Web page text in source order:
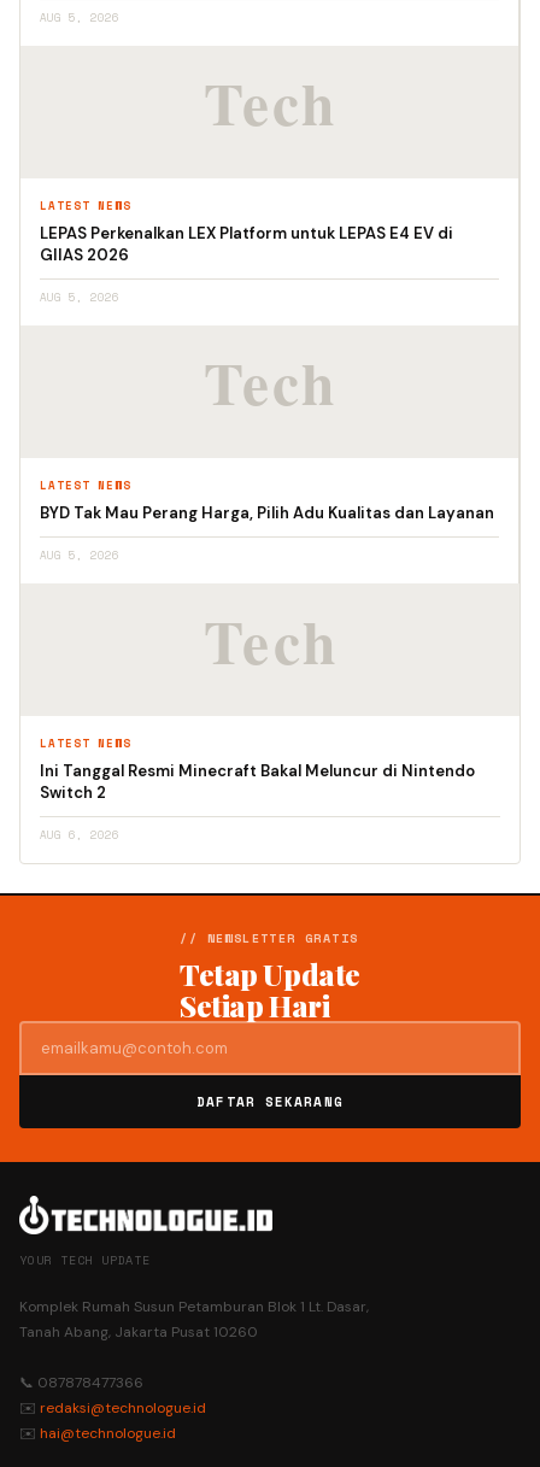
AUG 5, 2026
LATEST NEWS
LEPAS Perkenalkan LEX Platform untuk LEPAS E4 EV di
GIIAS 2026
AUG 5, 2026
LATEST NEWS
BYD Tak Mau Perang Harga, Pilih Adu Kualitas dan Layanan
AUG 5, 2026
LATEST NEWS
Ini Tanggal Resmi Minecraft Bakal Meluncur di Nintendo
Switch 2
AUG 6, 2026
// NEWSLETTER GRATIS
Tetap Update
Setiap Hari
DAFTAR SEKARANG
YOUR TECH UPDATE
Komplek Rumah Susun Petamburan Blok 1 Lt. Dasar,
Tanah Abang, Jakarta Pusat 10260
📞 087878477366
✉️ redaksi@technologue.id
✉️ hai@technologue.id